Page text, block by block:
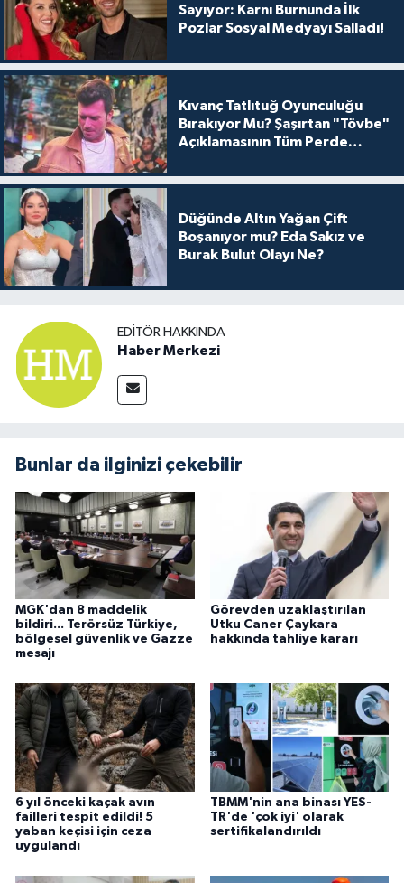
Sayıyor: Karnı Burnunda İlk
Pozlar Sosyal Medyayı Salladı!
Kıvanç Tatlıtuğ Oyunculuğu
Bırakıyor Mu? Şaşırtan "Tövbe"
Açıklamasının Tüm Perde
Düğünde Altın Yağan Çift
Boşanıyor mu? Eda Sakız ve
Burak Bulut Olayı Ne?
EDITÖR HAKKINDA
Haber Merkezi
Bunlar da ilginizi çekebilir
MGK'dan 8 maddelik
bildiri... Terörsüz Türkiye,
bölgesel güvenlik ve Gazze
mesajı
Görevden uzaklaştırılan
Utku Caner Çaykara
hakkında tahliye kararı
6 yıl önceki kaçak avın
failleri tespit edildi! 5
yaban keçisi için ceza
uygulandı
TBMM'nin ana binası YES-
TR'de 'çok iyi' olarak
sertifikalandırıldı